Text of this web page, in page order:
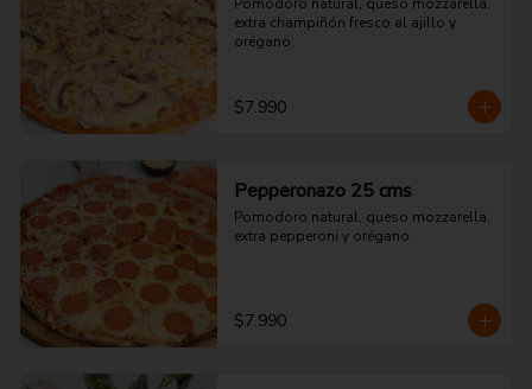
extra champiñón fresco al ajillo y
orégano.
$7.990
Pepperonazo 25 cms
Pomodoro natural, queso mozzarella,
extra pepperoni y orégano.
$7.990